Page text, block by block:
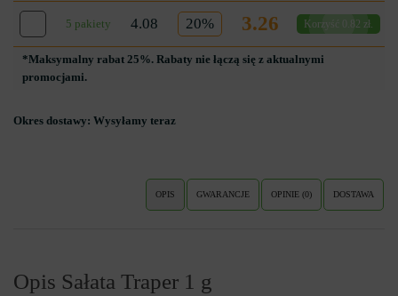
5 pakiety 4.08 20% 3.26 Korzyść 0.82 zł.
*Maksymalny rabat 25%. Rabaty nie łączą się z aktualnymi
promocjami.
Okres dostawy: Wysyłamy teraz
OPIS GWARANCJE OPINIE (0) DOSTAWA
Opis Sałata Traper 1 g